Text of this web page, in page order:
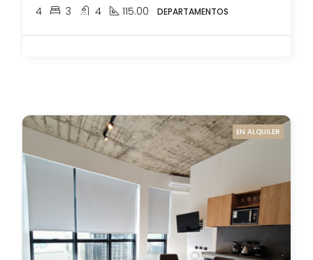
4 3 4 115.00 DEPARTAMENTOS
EN ALQUILER